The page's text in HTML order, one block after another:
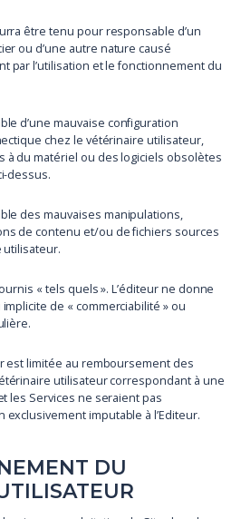
être tenu pour responsable d’un
ou d’une autre nature causé
par l’utilisation et le fonctionnement du
d’une mauvaise configuration
chez le vétérinaire utilisateur,
à du matériel ou des logiciels obsolètes
dessus.
des mauvaises manipulations,
de contenu et/ou de fichiers sources
utilisateur.
« tels quels ». L’éditeur ne donne
de « commerciabilité » ou
est limitée au remboursement des
utilisateur correspondant à une
les Services ne seraient pas
imputable à l’Editeur.
DU